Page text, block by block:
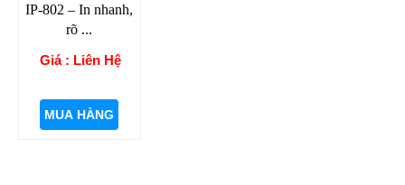
IP-802 – In nhanh,
rõ ...
Giá : Liên Hệ
MUA HÀNG